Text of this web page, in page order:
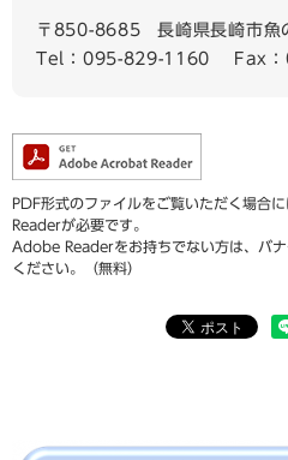
〒850-8685
長崎県長崎市魚
Tel：095-829-1160
Fax
PDF形式のファイルをご覧いただく場合
Readerが必要です。
Adobe Readerをお持ちでない方は、バ
ください。（無料）